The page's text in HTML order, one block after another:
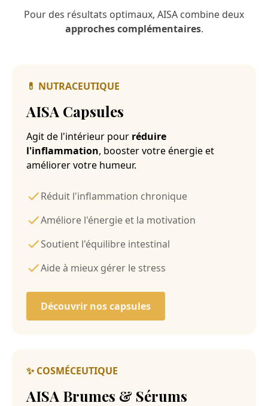
Pour des résultats optimaux, AISA combine deux
approches complémentaires.
💊 NUTRACEUTIQUE
AISA Capsules
Agit de l'intérieur pour réduire
l'inflammation, booster votre énergie et
améliorer votre humeur.
Réduit l'inflammation chronique
Améliore l'énergie et la motivation
Soutient l'équilibre intestinal
Aide à mieux gérer le stress
Découvrir nos capsules
✨ COSMÉCEUTIQUE
AISA Brumes & Sérums